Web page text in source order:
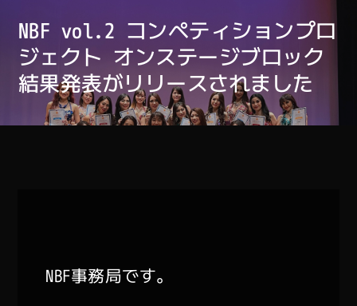
NBF vol.2 コンペティションプロ
ジェクト オンステージブロック
結果発表がリリースされました
NBF事務局です。